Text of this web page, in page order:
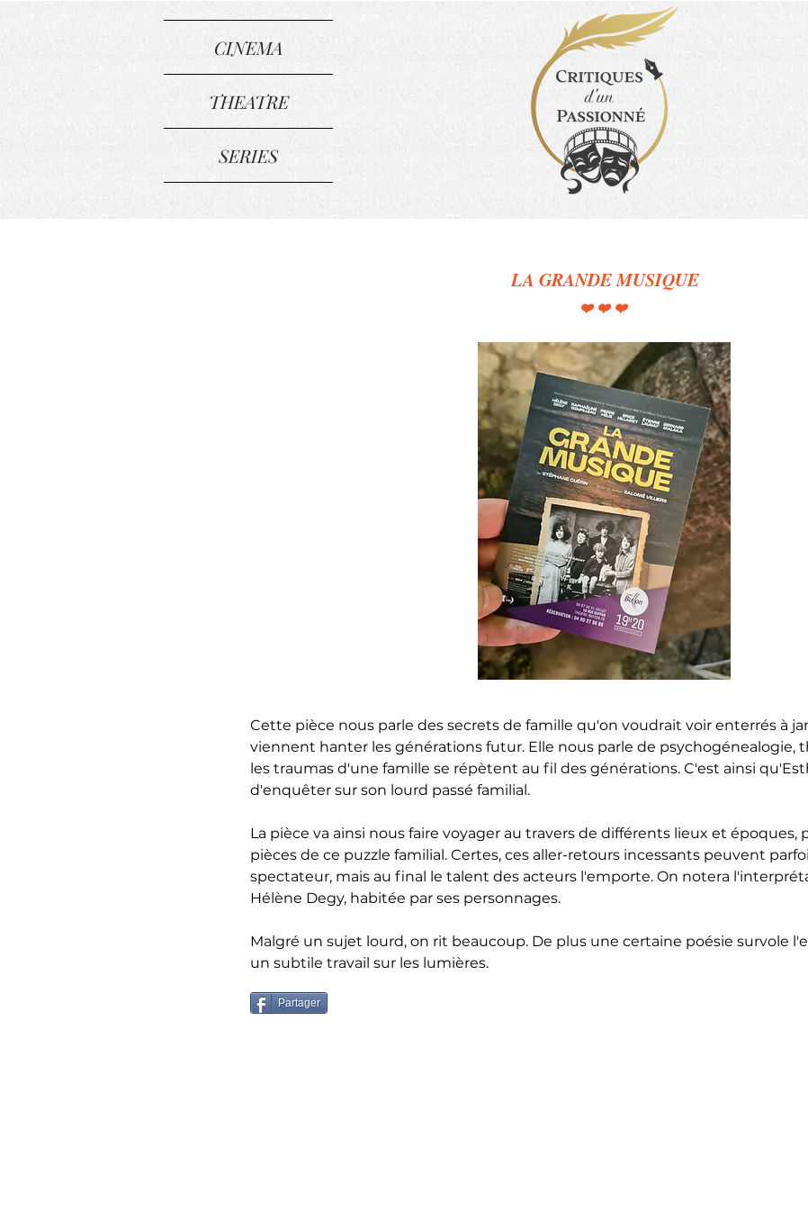
CINEMA
THEATRE
SERIES
LA GRANDE MUSIQUE
❤️❤️❤️
Cette pièce nous parle des secrets de famille qu'on voudrait voir enterrés à
viennent hanter les générations futur. Elle nous parle de psychogénealogie,
les traumas d'une famille se répètent au fil des générations. C'est ainsi
d'enquêter sur son lourd passé familial.
La pièce va ainsi nous faire voyager au travers de différents lieux et époques,
pièces de ce puzzle familial. Certes, ces aller-retours incessants peuvent
spectateur, mais au final le talent des acteurs l'emporte. On notera
Hélène Degy, habitée par ses personnages.
Malgré un sujet lourd, on rit beaucoup. De plus une certaine poésie survole
un subtile travail sur les lumières.
Partager